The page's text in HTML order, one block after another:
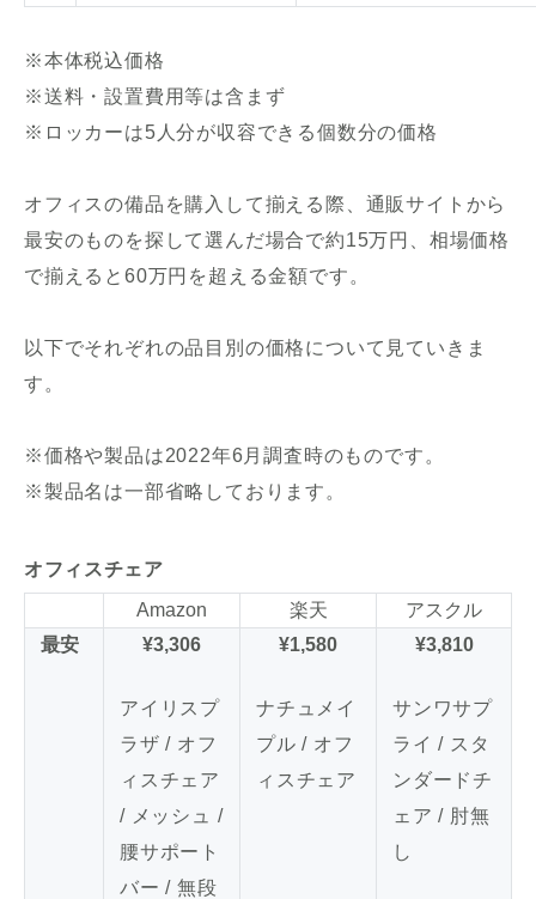
※本体税込価格
※送料・設置費用等は含まず
※ロッカーは5人分が収容できる個数分の価格
オフィスの備品を購入して揃える際、通販サイトから
最安のものを探して選んだ場合で約15万円、相場価格
で揃えると60万円を超える金額です。
以下でそれぞれの品目別の価格について見ていきま
す。
※価格や製品は2022年6月調査時のものです。
※製品名は一部省略しております。
オフィスチェア
Amazon
楽天
アスクル
最安
¥3,306
アイリスプ
ラザ / オフ
ィスチェア
/ メッシュ /
腰サポート
バー / 無段
¥1,580
ナチュメイ
プル / オフ
ィスチェア
¥3,810
サンワサプ
ライ / スタ
ンダードチ
ェア / 肘無
し